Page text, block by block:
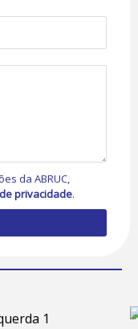
da ABRUC,
privacidade.